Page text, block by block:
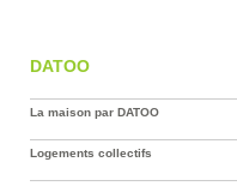
DATOO
La maison par DATOO
Logements collectifs